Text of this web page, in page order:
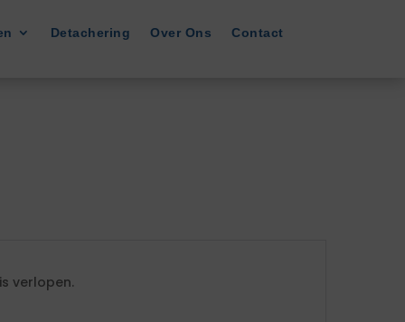
Detachering Over Ons Contact
verlopen.